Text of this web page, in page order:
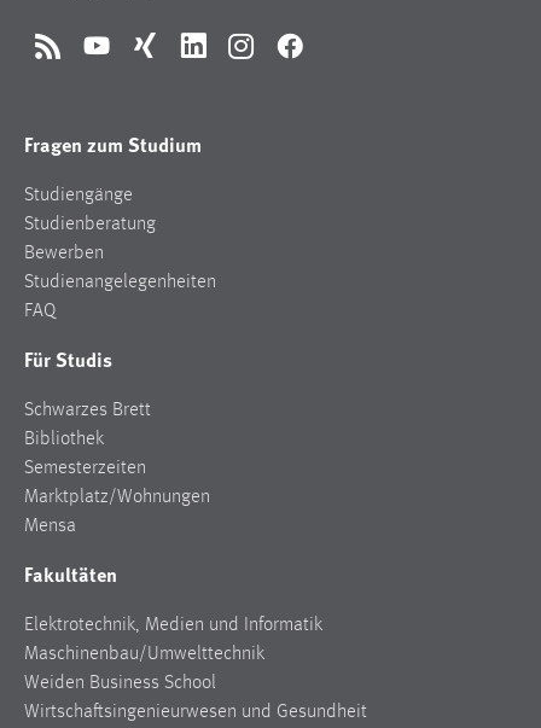
RSS YouTubeXing LinkedInInstagramFacebook
Fragen zum Studium
Studiengänge
Studienberatung
Bewerben
Studienangelegenheiten
FAQ
Für Studis
Schwarzes Brett
Bibliothek
Semesterzeiten
Marktplatz/Wohnungen
Mensa
Fakultäten
Elektrotechnik, Medien und Informatik
Maschinenbau/Umwelttechnik
Weiden Business School
Wirtschaftsingenieurwesen und Gesundheit